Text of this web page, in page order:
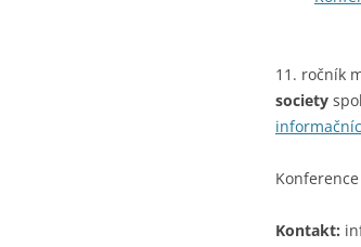
11. ročník
society
Kontakt: